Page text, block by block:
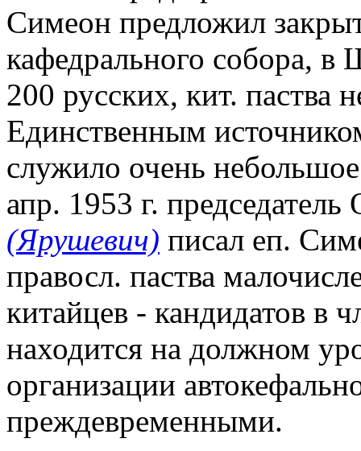
Симеон предложил
кафедрального собора,
200 русских, кит. паства
Единственным
служило очень
апр. 1953 г.
(Ярушевич) писал еп.
правосл. паства
китайцев - кандидатов в
находится на должном
организации
преждевременными.